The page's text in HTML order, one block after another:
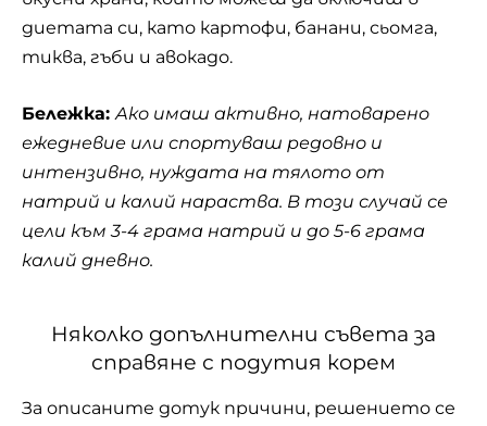
диетата си, като картофи, банани, сьомга,
тиква, гъби и авокадо.
Бележка:Ако имаш активно, натоварено
ежедневие или спортуваш редовно и
интензивно, нуждата на тялото от
натрий и калий нараства. В този случай се
цели към 3-4 грама натрий и до 5-6 грама
калий дневно.
Няколко допълнителни съвета за
справяне с подутия корем
За описаните дотук причини, решението се